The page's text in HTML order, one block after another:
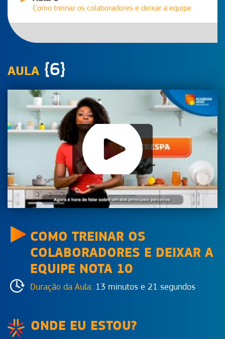
Como treinar os colaboradores e deixar a equipe
Como ter a operação eficiente no salão e no delivery
Aumente suas vendas utilizando Facebook,
Instagram e outras Redes
AULA {6}
COMO TREINAR OS
COLABORADORES E DEIXAR A
EQUIPE NOTA 10
Duração da Aula: 13 minutos e 21 segundos
ONDE EU ESTOU?